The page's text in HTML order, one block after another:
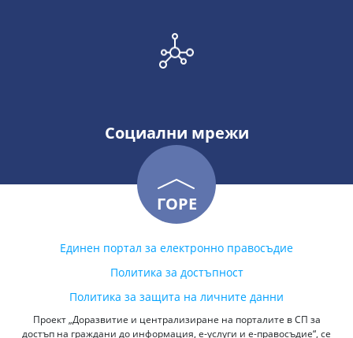
Социални мрежи
ГОРЕ
Единен портал за електронно правосъдие
Политика за достъпност
Политика за защита на личните данни
Проект „Доразвитие и централизиране на порталите в СП за
достъп на граждани до информация, е-услуги и е-правосъдие“, се